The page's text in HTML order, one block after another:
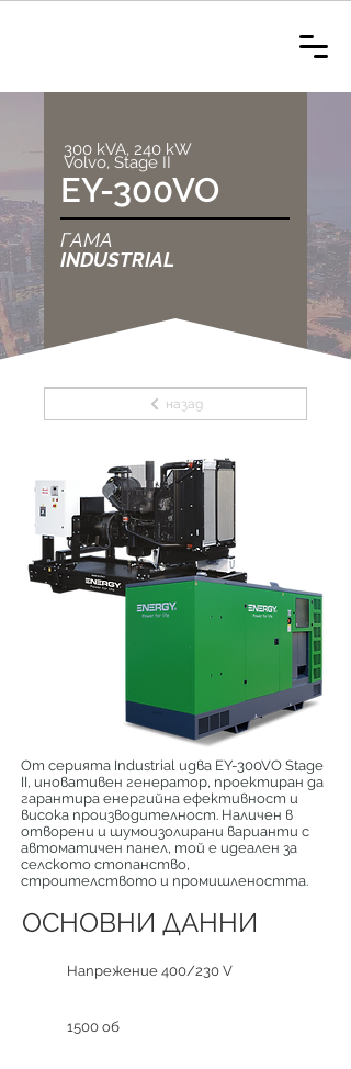
300 kVA, 240 kW
Volvo, Stage II
EY-300VO
ГАМА
INDUSTRIAL
назад
От серията Industrial идва EY-300VO Stage
II, иновативен генератор, проектиран да
гарантира енергийна ефективност и
висока производителност. Наличен в
отворени и шумоизолирани варианти с
автоматичен панел, той е идеален за
селското стопанство,
строителството и промишлеността.
ОСНОВНИ ДАННИ
Напрежение 400/230 V
1500 об